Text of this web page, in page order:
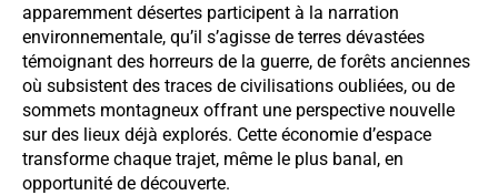
apparemment désertes participent à la narration
environnementale, qu’il s’agisse de terres dévastées
témoignant des horreurs de la guerre, de forêts anciennes
où subsistent des traces de civilisations oubliées, ou de
sommets montagneux offrant une perspective nouvelle
sur des lieux déjà explorés. Cette économie d’espace
transforme chaque trajet, même le plus banal, en
opportunité de découverte.